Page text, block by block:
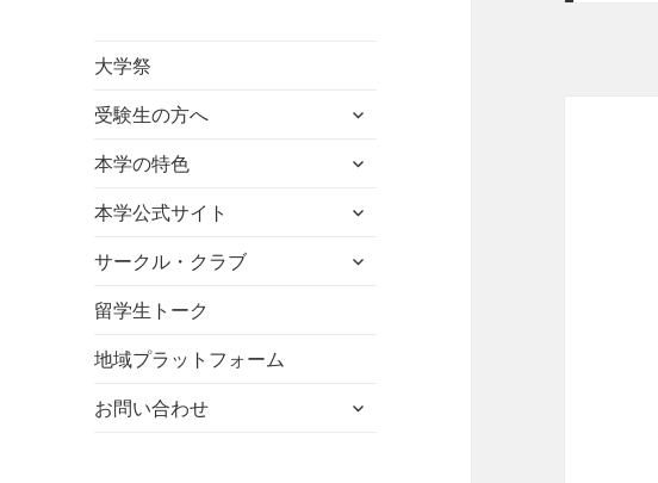
大学祭
受験生の方へ
サ
メ
ュ
を
本学の特色
サ
メ
ュ
本学公式サイト
サ
メ
サークル・クラブ
サ
を
留学生トーク
地域プラットフォーム
お問い合わせ
サ